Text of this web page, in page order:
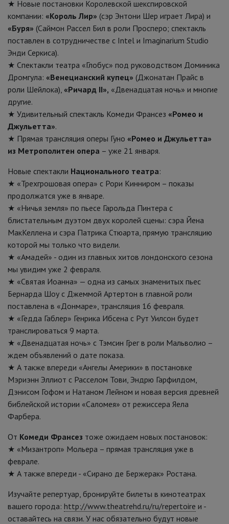
★ Новые постановки Королевской шекспировской
компании: «Король Лир» (сэр Энтони Шер играет Лира) и
«Буря» (Саймон Рассел Бил в роли Просперо; спектакль
поставлен в сотрудничестве с Intel и Imaginarium Studio
Энди Серкиса).
★ Спектакли театра «Глобус» под руководством Доминика
Дромгула: «Венецианский купец» (Джонатан Прайс в
роли Шейлока), «Ричард II», «Двенадцатая ночь» и многие
другие.
★ Удивительный спектакль Комеди Франсез «Ромео и
Джульетта».
★ Прямая трансляция оперы Гуно «Ромео и Джульетта»
из Метрополитен опера – уже 21 января.
Новые спектакли Национального театра:
★ «Трехгрошовая опера» с Рори Кинниром – показы
продолжатся уже в январе.
★ «Ничья земля» по пьесе Гарольда Пинтера с
блистательным дуэтом двух королей сцены: сэра Йена
МакКеллена и сэра Патрика Стюарта, прямую трансляцию
которой мы только что видели.
★ «Амадей» - один из главных хитов лондонского сезона
мы увидим уже 2 февраля.
★ «Святая Иоанна» — одна из самых знаменитых пьес
Бернарда Шоу с Джеммой Артертон в главной роли
поставлена в «Донмаре», трансляция 16 февраля.
★ «Гедда Габлер» Генрика Ибсена с Рут Уилсон будет
транслироваться 9 марта.
★ «Двенадцатая ночь» с Тэмсин Грег в роли Мальволио –
ждем объявлений о дате показа.
★ А также впереди «Ангелы Америки» в постановке
Мэриэнн Эллиот с Расселом Тови, Эндрю Гарфилдом,
Дэнисом Гофом и Натаном Лейном и новая версия древней
библейской истории «Саломея» от режиссера Яела
Фарбера.
От Комеди Франсез тоже ожидаем новых постановок:
★ «Мизантроп» Мольера – прямая трансляция уже в
феврале.
★ А также впереди - «Сирано де Бержерак» Ростана.
Изучайте репертуар, бронируйте билеты в кинотеатрах
вашего города: http://www.theatrehd.ru/ru/repertoire и -
оставайтесь на связи. У нас обязательно будут новые